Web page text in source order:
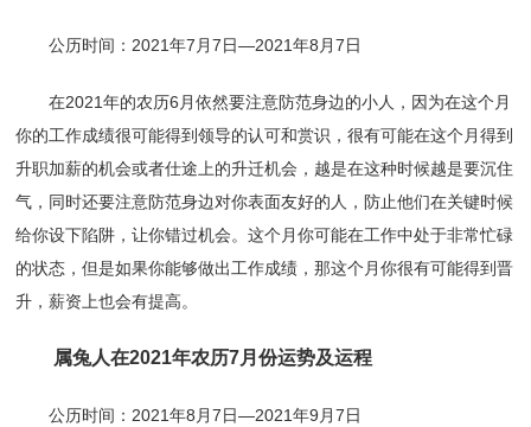
公历时间：2021年7月7日—2021年8月7日
在2021年的农历6月依然要注意防范身边的小人，因为在这个月
你的工作成绩很可能得到领导的认可和赏识，很有可能在这个月得到
升职加薪的机会或者仕途上的升迁机会，越是在这种时候越是要沉住
气，同时还要注意防范身边对你表面友好的人，防止他们在关键时候
给你设下陷阱，让你错过机会。这个月你可能在工作中处于非常忙碌
的状态，但是如果你能够做出工作成绩，那这个月你很有可能得到晋
升，薪资上也会有提高。
属兔人在2021年农历7月份运势及运程
公历时间：2021年8月7日—2021年9月7日